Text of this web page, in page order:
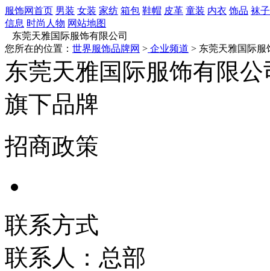
服饰网首页 男装 女装 家纺 箱包 鞋帽 皮革 童装 内衣 饰品 袜子
信息 时尚人物 网站地图
东莞天雅国际服饰有限公司
您所在的位置： 世界服饰品牌网 > 企业频道 > 东莞天雅国际服
东莞天雅国际服饰有限公
旗下品牌
招商政策
联系方式
联系人：总部